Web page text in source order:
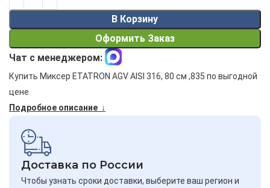
В Корзину
Оформить Заказ
Чат с менеджером:
Купить Миксер ETATRON AGV AISI 316, 80 см ,835 по выгодной
цене
Подробное описание ↓
Доставка по России
Чтобы узнать сроки доставки, выберите ваш регион и